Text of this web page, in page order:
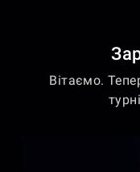
Вітаємо.